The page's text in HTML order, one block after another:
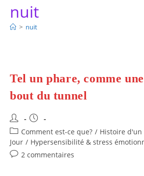
nuit
> nuit
Tel un phare, comme
bout du tunnel
Auteur/autrice
de
la
publication :
Publication
publiée :
Post
category:
Comment est-ce que? / Histoire d'un
Jour / Hypersensibilité & stress
Commentaires
2 commentaires